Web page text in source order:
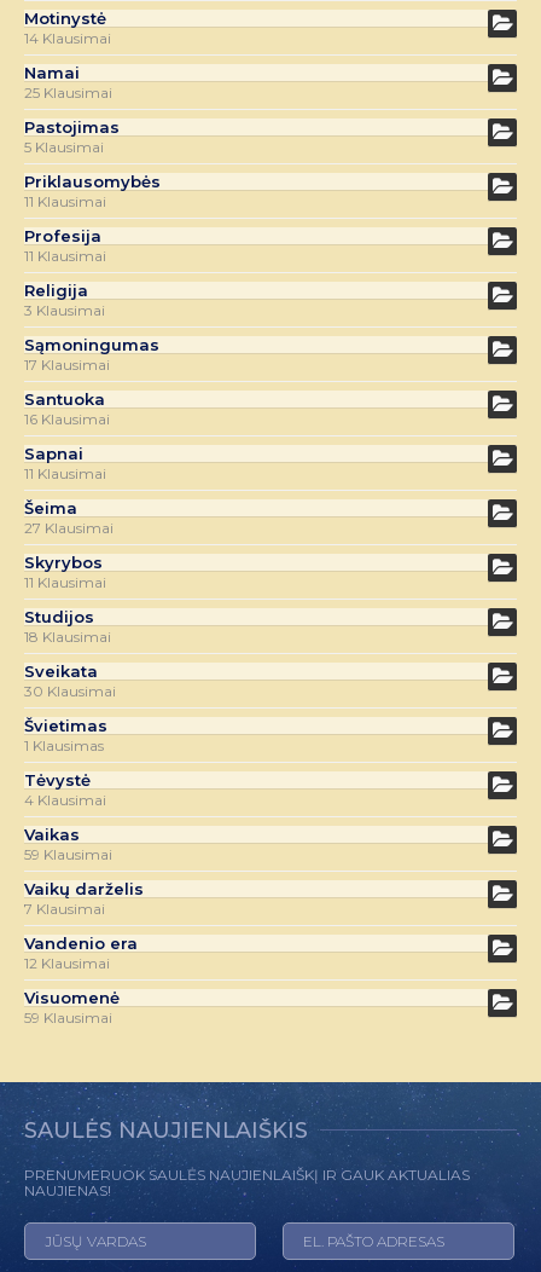
Motinystė
14 Klausimai
Namai
25 Klausimai
Pastojimas
5 Klausimai
Priklausomybės
11 Klausimai
Profesija
11 Klausimai
Religija
3 Klausimai
Sąmoningumas
17 Klausimai
Santuoka
16 Klausimai
Sapnai
11 Klausimai
Šeima
27 Klausimai
Skyrybos
11 Klausimai
Studijos
18 Klausimai
Sveikata
30 Klausimai
Švietimas
1 Klausimas
Tėvystė
4 Klausimai
Vaikas
59 Klausimai
Vaikų darželis
7 Klausimai
Vandenio era
12 Klausimai
Visuomenė
59 Klausimai
SAULĖS NAUJIENLAIŠKIS
PRENUMERUOK SAULĖS NAUJIENLAIŠKĮ IR GAUK AKTUALIAS
NAUJIENAS!